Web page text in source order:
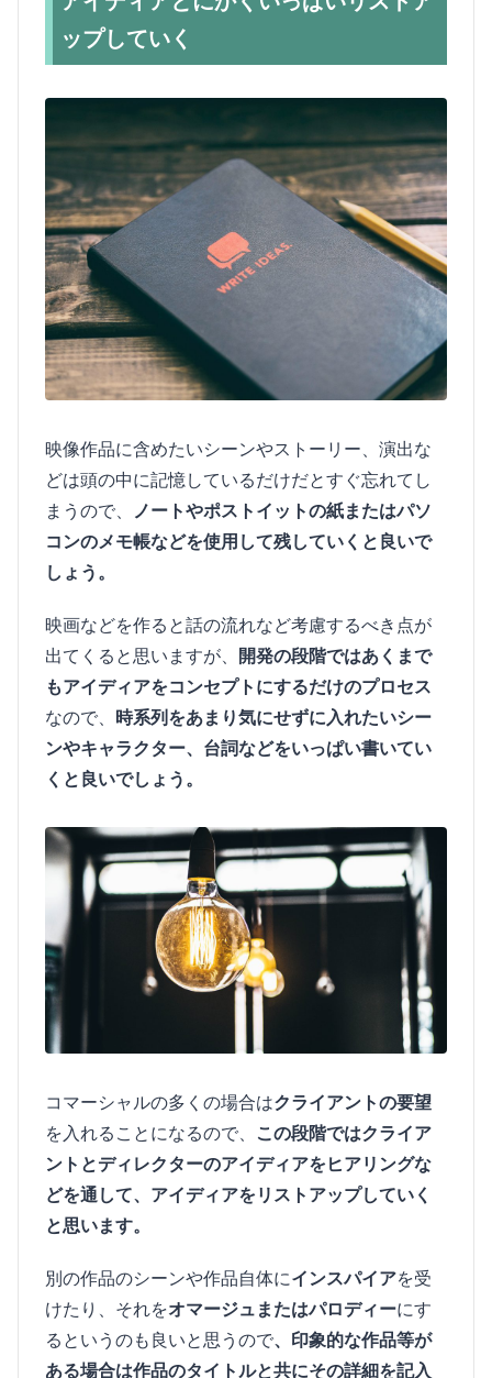
ップしていく
映像作品に含めたいシーンやストーリー、演出な
どは頭の中に記憶しているだけだとすぐ忘れてし
まうので、
ノートやポストイットの紙またはパソ
コンのメモ帳などを使用して残していくと良いで
しょう。
映画などを作ると話の流れなど考慮するべき点が
出てくると思いますが、 開発の段階ではあくまで
もアイディアをコンセプトにするだけのプロセス
なので、 時系列をあまり気にせずに入れたいシー
ンやキャラクター、台詞などをいっぱい書いてい
くと良いでしょう。
コマーシャルの多くの場合はクライアントの要望
を入れることになるので、 この段階ではクライア
ントとディレクターのアイディアをヒアリングな
どを通して、アイディアをリストアップしていく
と思います。
別の作品のシーンや作品自体にインスパイアを受
けたり、それをオマージュまたはパロディーにす
るというのも良いと思うので、印象的な作品等が
ある場合は作品のタイトルと共にその詳細を記入